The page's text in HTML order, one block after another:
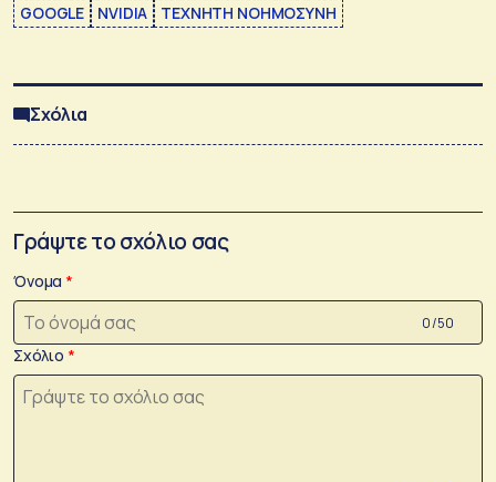
GOOGLE NVIDIA ΤΕΧΝΗΤΗ ΝΟΗΜΟΣΥΝΗ
Σχόλια
Γράψτε το σχόλιο σας
Όνομα
0 /50
Σχόλιο